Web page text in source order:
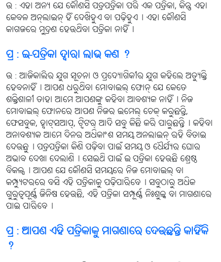
ଉ : ଏହା ଅନ୍ୟ ଯେ କୌଣସି ପତ୍ରପତ୍ରିକା ପରି ଏକ ପତ୍ରିକା, କିନ୍ତୁ ଏହା
କେବଳ ଅନ୍‌ଲାଇନ୍ ହିଁ ଦେଖିହୁଏ ବା ପଢ଼ିହୁଏ୤ ଏହା କୌଣସି
କାଗଜରେ ମୁଦ୍ରଣ ହେଉଥିବା ପତ୍ରିକା ନାହିଁ୤
ପ୍ର : ଇ-ପତ୍ରିକା ଦ୍ବାରା ଲାଭ କଣ ?
ଉ : ଆଜିକାଲିର ଯୁଗ ସୂଚନା ଓ ପ୍ରଦ୍ୟୋଗିକୀର ଯୁଗ କହିଲେ ଅତ୍ୟୁକ୍ତି
ହେବନାହିଁ୤ ଆପଣ ଧରୁଥିବା ମୋବାଇଲ୍ ଫୋନ୍ ଯେ କେତେ
ଶକ୍ତିଶାଳୀ ତାହା ଆମେ ଆପଣଙ୍କୁ କହିବା ଆବଶ୍ୟକ ନାହିଁ୤ ନିଜ
ମୋବାଇଲ୍ ଫୋନରେ ଆପଣ ନିଜର ଇମେଲ୍ ଚେକ୍ କରୁଛନ୍ତି,
ଫେସବୁକ, ହ୍ବାଟ୍‌ସଆପ୍, ଟ୍ବିଟର୍ ଆଦି ସବୁ କିଛି କରି ପାରୁଛନ୍ତି୤ କହିବା
ଅନାବଶ୍ୟକ ଆମେ ଦିନର ଅଧିକାଂଶ ସମୟ ଅନଲାଇନ୍ ରହି ବିତାଇ
ଦେଉଛୁ୤ ପତ୍ରପତ୍ରିକା କିଣି ପଢ଼ିବା ପାଇଁ ସମୟ ଓ ଧୈର୍ଯ୍ୟର ଘୋର
ଅଭାବ ଦେଖା ଦେଲାଣି୤ ସେଇଥି ପାଇଁ ଇ-ପତ୍ରିକା ହେଉଛି ଶ୍ରେଷ୍ଠ
ବିକଳ୍ପ୤ ଆପଣ ଯେ କୌଣସି ସମୟରେ ନିଜ ମୋବାଇଲ୍ ବା
କମ୍ପ୍ୟୁଟରରେ ବସି ଏହି ପତ୍ରିକାକୁ ପଢ଼ିପାରିବେ୤ ସବୁଠାରୁ ଅଧିକ
ଗୁରୁତ୍ବପୂର୍ଣ୍ଣ ଜିନିଷ ହେଉଛି, ଏହି ପତ୍ରିକା ସମ୍ପୂର୍ଣ୍ଣ ନିଃଶୁଳ୍କ ବା ମାଗଣାରେ
ପାଇ ପାରିବେ୤
ପ୍ର : ଆପଣ ଏହି ପତ୍ରିକାକୁ ମାଗଣାରେ ଦେଉଛନ୍ତି କାହିଁକି
?